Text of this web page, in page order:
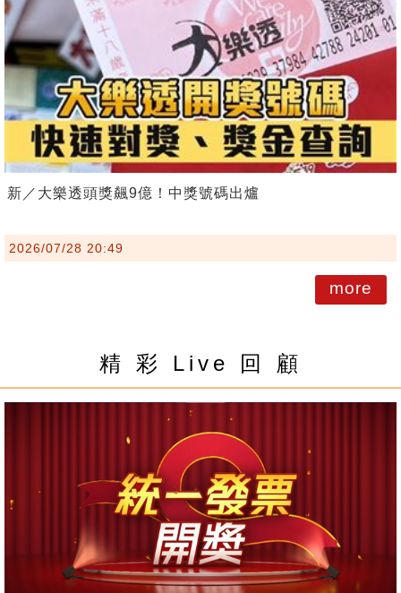
新／大樂透頭獎飆9億！中獎號碼出爐
2026/07/28 20:49
more
精 彩 Live 回 顧